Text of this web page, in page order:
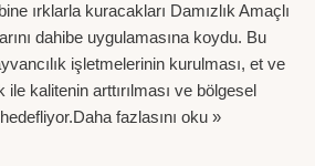
ırklarla kuracakları Damızlık Amaçlı
dahibe uygulamasına koydu. Bu
işletmelerinin kurulması, et ve
kalitenin arttırılması ve bölgesel
Daha fazlasını oku »